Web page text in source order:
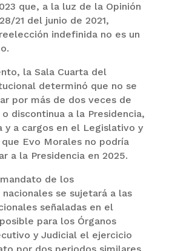
que, a la luz de la Opinión
21 del junio de 2021,
indefinida no es un
la Sala Cuarta del
determinó que no se
por más de dos veces de
discontinua a la Presidencia,
y a cargos en el Legislativo y
Evo Morales no podría
a la Presidencia en 2025.
de los
se sujetará a las
señaladas en el
para los Órganos
y Judicial el ejercicio